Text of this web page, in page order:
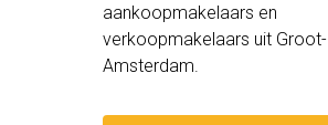
aankoopmakelaars en
verkoopmakelaars uit Groot-
Amsterdam.